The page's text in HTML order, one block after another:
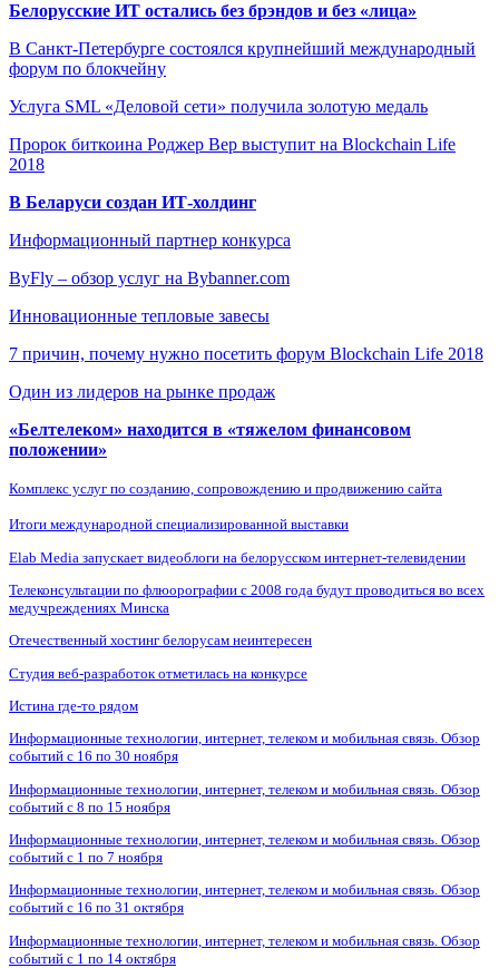
Белорусские ИТ остались без брэндов и без «лица»
В Санкт-Петербурге состоялся крупнейший международный
форум по блокчейну
Услуга SML «Деловой сети» получила золотую медаль
Пророк биткоина Роджер Вер выступит на Blockchain Life
2018
В Беларуси создан ИТ-холдинг
Информационный партнер конкурса
ByFly – обзор услуг на Bybanner.com
Инновационные тепловые завесы
7 причин, почему нужно посетить форум Blockchain Life 2018
Один из лидеров на рынке продаж
«Белтелеком» находится в «тяжелом финансовом
положении»
Комплекс услуг по созданию, сопровождению и продвижению сайта
Итоги международной специализированной выставки
Elab Media запускает видеоблоги на белорусском интернет-телевидении
Телеконсультации по флюорографии с 2008 года будут проводиться во всех
медучреждениях Минска
Отечественный хостинг белорусам неинтересен
Студия веб-разработок отметилась на конкурсе
Истина где-то рядом
Информационные технологии, интернет, телеком и мобильная связь. Обзор
событий с 16 по 30 ноября
Информационные технологии, интернет, телеком и мобильная связь. Обзор
событий с 8 по 15 ноября
Информационные технологии, интернет, телеком и мобильная связь. Обзор
событий с 1 по 7 ноября
Информационные технологии, интернет, телеком и мобильная связь. Обзор
событий с 16 по 31 октября
Информационные технологии, интернет, телеком и мобильная связь. Обзор
событий с 1 по 14 октября